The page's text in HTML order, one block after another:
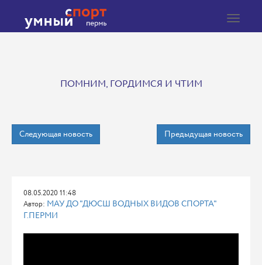
Toggle
ПОМНИМ, ГОРДИМСЯ И ЧТИМ
Следующая новость Предыдущая новость
08.05.2020 11:48
Автор: МАУ ДО "ДЮСШ ВОДНЫХ ВИДОВ СПОРТА"
Г.ПЕРМИ